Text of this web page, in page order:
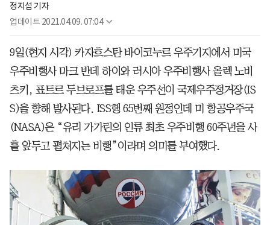
정지섭 기자
업데이트 2021.04.09. 07:04
9일(현지 시각) 카자흐스탄 바이코누르 우주기지에서 미국
우주비행사 마크 반데 하이와 러시아 우주비행사 올렉 노비
츠키, 표트르 두브로프를 태운 우주선이 국제우주정거장(IS
S)을 향해 발사된다. ISS행 65번째 원정인데 미 항공우주국
(NASA)은 “유리 가가린의 인류 최초 우주비행 60주년을 사
흘 앞두고 펼쳐지는 비행”이라며 의미를 부여했다.